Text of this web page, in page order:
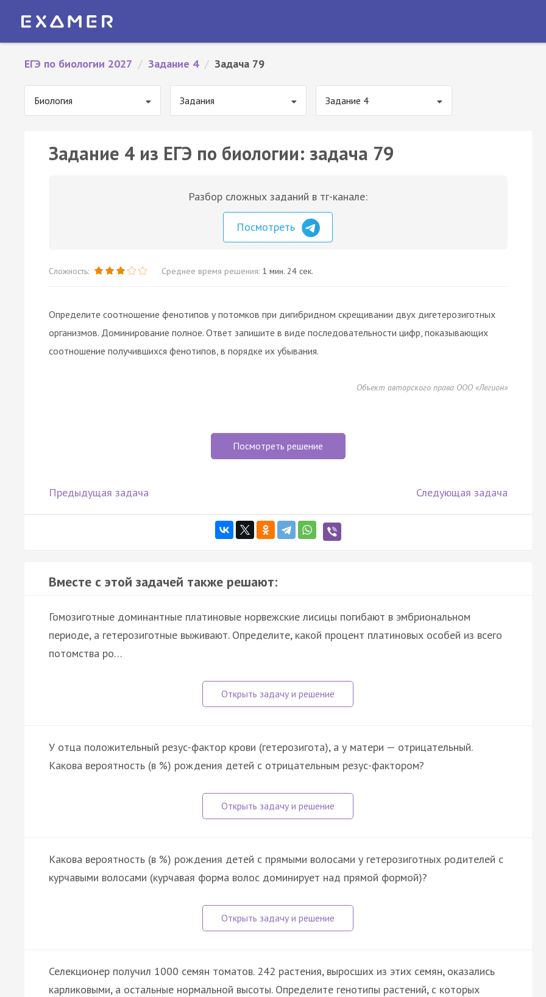
ЕГЭ по биологии 2027 / Задание 4 / Задача 79
Биология Задания Задание 4
Задание 4 из ЕГЭ по биологии: задача 79
Разбор сложных заданий в тг-канале:
Посмотреть
Сложность: Среднее время решения: 1 мин. 24 сек.
Определите соотношение фенотипов у потомков при дигибридном скрещивании двух дигетерозиготных
организмов. Доминирование полное. Ответ запишите в виде последовательности цифр, показывающих
соотношение получившихся фенотипов, в порядке их убывания.
Объект авторского права ООО «Легион»
Посмотреть решение
Предыдущая задача Следующая задача
Вместе с этой задачей также решают:
Гомозиготные доминантные платиновые норвежские лисицы погибают в эмбриональном
периоде, а гетерозиготные выживают. Определите, какой процент платиновых особей из всего
потомства ро…
У отца положительный резус-фактор крови (гетерозигота), а у матери — отрицательный.
Какова вероятность (в %) рождения детей с отрицательным резус-фактором?
Какова вероятность (в %) рождения детей с прямыми волосами у гетерозиготных родителей с
курчавыми волосами (курчавая форма волос доминирует над прямой формой)?
Селекционер получил 1000 семян томатов. 242 растения, выросших из этих семян, оказались
карликовыми, а остальные нормальной высоты. Определите генотипы растений, с которых